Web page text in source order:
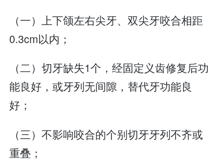
（一）上下颌左右尖牙、双尖牙咬合相距
0.3cm以内；
（二）切牙缺失1个，经固定义齿修复后功
能良好，或牙列无间隙，替代牙功能良
好；
（三）不影响咬合的个别切牙牙列不齐或
重叠；